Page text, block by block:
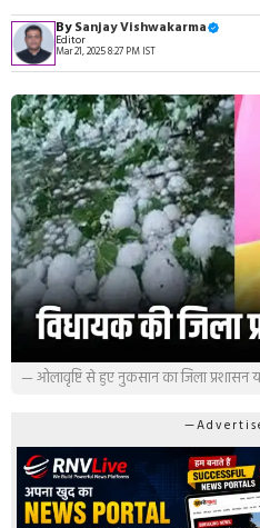
BySanjay Vishwakarma
Editor
Mar 21, 2025 8:27 PM IST
— ओलावृष्टि से हुए नुकसान का जिला प्रशासन